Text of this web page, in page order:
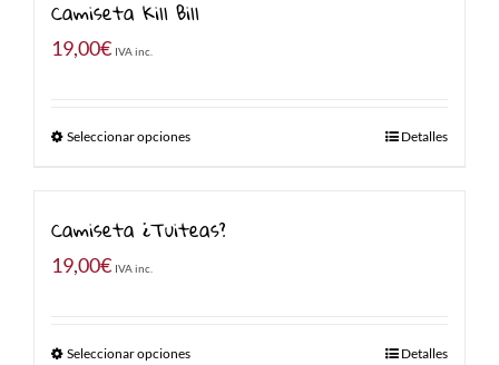
Camiseta Kill Bill
19,00€ IVA inc.
Seleccionar opciones Detalles
Camiseta ¿Tuiteas?
19,00€ IVA inc.
Seleccionar opciones Detalles